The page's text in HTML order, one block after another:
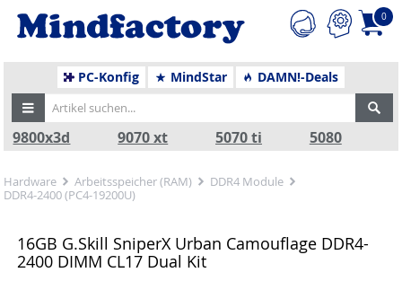
0
PC-Konfig MindStar DAMN!-Deals
9800x3d 9070 xt 5070 ti 5080
Hardware Arbeitsspeicher (RAM)
DDR4 Module
DDR4-2400 (PC4-19200U)
16GB G.Skill SniperX Urban Camouflage DDR4-
2400 DIMM CL17 Dual Kit